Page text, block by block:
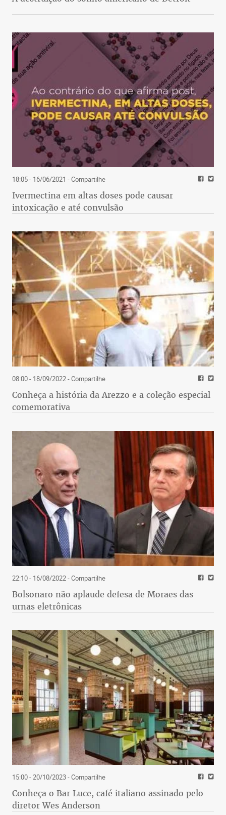
18:05 - 16/06/2021 - Compartilhe
Ivermectina em altas doses pode causar
intoxicação e até convulsão
08:00 - 18/09/2022- Compartilhe
Conheça a história da Arezzo e a coleção especial
comemorativa
22:10 - 16/08/2022- Compartilhe
Bolsonaro não aplaude defesa de Moraes das
urnas eletrônicas
15:00 - 20/10/2023- Compartilhe
Conheça o Bar Luce, café italiano assinado pelo
diretor Wes Anderson